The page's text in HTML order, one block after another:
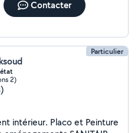
Contacter
Particulier
2)
intérieur. Placo et Peinture